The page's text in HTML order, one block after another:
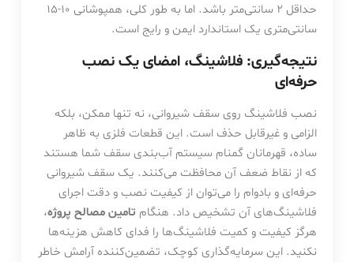
حداقل ۲ سانتی‌متر باشد. اما به طور کلی، همپوشانی ۱۰-۱۵
سانتی‌متری یک استاندارد ایمن و رایج است.
نتیجه‌گیری: فلاشینگ، امضای یک نصب
حرفه‌ای
نصب فلاشینگ روی سقف شیروانی، نه تنها ممکن، بلکه
الزامی و غیرقابل حذف است. این قطعات فلزی به ظاهر
ساده، قهرمانان گمنام سیستم آب‌بندی سقف شما هستند
که از نقاط ضعف آن محافظت می‌کنند. یک سقف شیروانی
حرفه‌ای و بادوام را می‌توان از کیفیت نصب و دقت اجرای
فلاشینگ‌های آن تشخیص داد. هنگام تامین مصالح پروژه،
هرگز کیفیت و کمیت فلاشینگ‌ها را فدای کاهش هزینه‌ها
نکنید. این سرمایه‌گذاری کوچک، تضمین‌کننده آرامش خاطر